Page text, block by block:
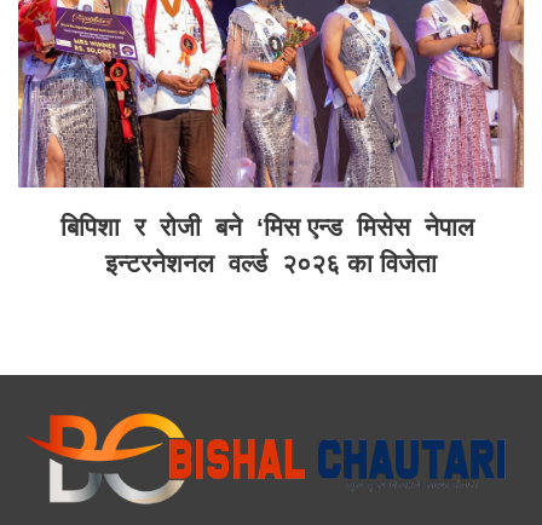
बिपिशा र रोजी बने ‘मिस एन्ड मिसेस नेपाल
इन्टरनेशनल वर्ल्ड २०२६ का विजेता